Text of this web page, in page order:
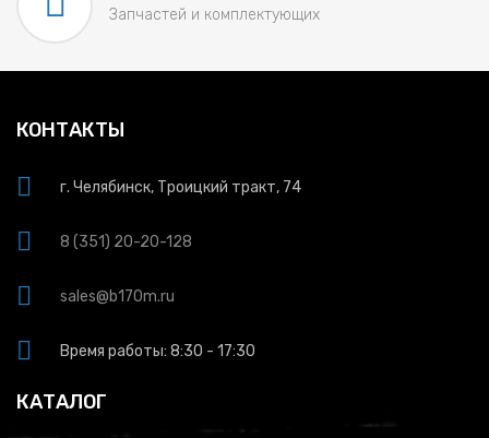
Запчастей и комплектующих
КОНТАКТЫ
г. Челябинск, Троицкий тракт, 74
8 (351) 20-20-128
sales@b170m.ru
Время работы: 8:30 - 17:30
КАТАЛОГ